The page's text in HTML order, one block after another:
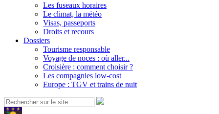
Les fuseaux horaires
Le climat, la météo
Visas, passeports
Droits et recours
Dossiers
Tourisme responsable
Voyage de noces : où aller...
Croisière : comment choisir ?
Les compagnies low-cost
Europe : TGV et trains de nuit